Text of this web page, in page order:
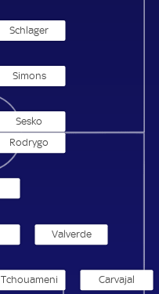
Schlager
Simons
Sesko
Carvajal
Tchouameni
Valverde
Rodrygo